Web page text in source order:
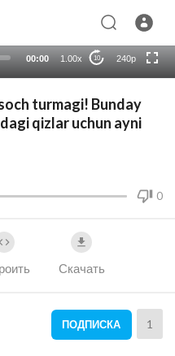
00:00 1.00x 10 240p
auto
turmagi! Bunday
qizlar uchun ayni
0
Скачать
ПОДПИСКА 1